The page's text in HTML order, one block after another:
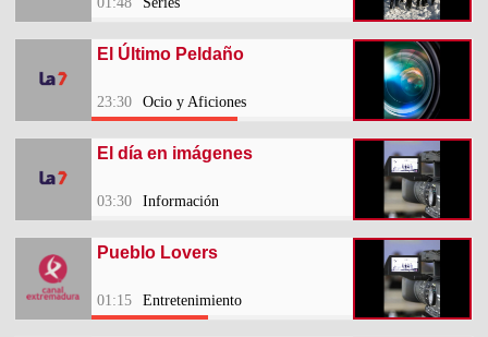
El Último Peldaño
23:30 Ocio y Aficiones
El día en imágenes
03:30 Información
Pueblo Lovers
01:15 Entretenimiento